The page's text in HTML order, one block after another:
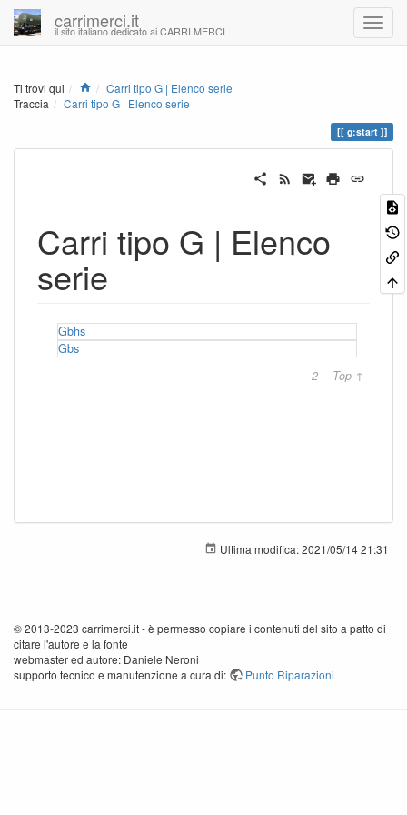
carrimerci.it
il sito italiano dedicato ai CARRI MERCI
Ti trovi qui Home
Carri tipo G | Elenco serie
Traccia
Carri tipo G | Elenco serie
g:start
Carri tipo G | Elenco
serie
2
Gbhs
Gbs
Top ↑
Ultima modifica:2021/05/14 21:31
© 2013-2023 carrimerci.it - è permesso copiare i contenuti del sito a patto di
citare l'autore e la fonte
webmaster ed autore: Daniele Neroni
supporto tecnico e manutenzione a cura di:
Punto Riparazioni